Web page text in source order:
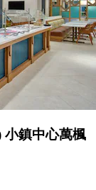
鎮中心萬楓